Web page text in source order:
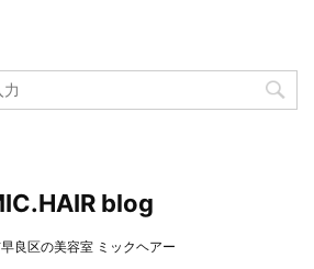
blog
良区の美容室 ミックヘアー